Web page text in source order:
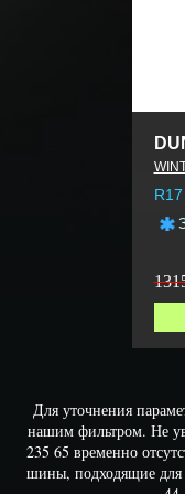
Для уточнения
нашим фильтром. Не
235 65 временно
шины, подходящие для